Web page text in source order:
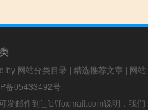
by 网站分类目录 | 精选推荐文章 | 网站
备05433492号
发邮件到f_fb#foxmail.com说明，我们